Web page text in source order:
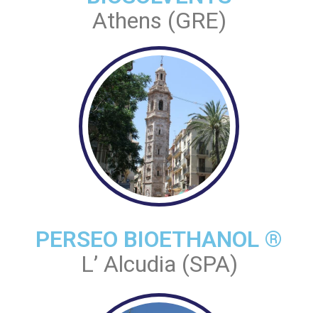
Athens (GRE)
PERSEO BIOETHANOL ®
L’ Alcudia (SPA)